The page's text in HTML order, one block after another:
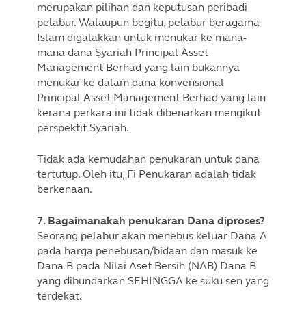
merupakan pilihan dan keputusan peribadi
pelabur. Walaupun begitu, pelabur beragama
Islam digalakkan untuk menukar ke mana-
mana dana Syariah Principal Asset
Management Berhad yang lain bukannya
menukar ke dalam dana konvensional
Principal Asset Management Berhad yang lain
kerana perkara ini tidak dibenarkan mengikut
perspektif Syariah.
Tidak ada kemudahan penukaran untuk dana
tertutup. Oleh itu, Fi Penukaran adalah tidak
berkenaan.
7. Bagaimanakah penukaran Dana diproses?
Seorang pelabur akan menebus keluar Dana A
pada harga penebusan/bidaan dan masuk ke
Dana B pada Nilai Aset Bersih (NAB) Dana B
yang dibundarkan SEHINGGA ke suku sen yang
terdekat.